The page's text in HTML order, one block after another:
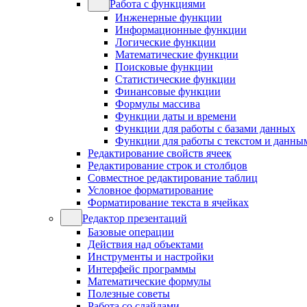
Работа с функциями
Инженерные функции
Информационные функции
Логические функции
Математические функции
Поисковые функции
Статистические функции
Финансовые функции
Формулы массива
Функции даты и времени
Функции для работы с базами данных
Функции для работы с текстом и
Редактирование свойств ячеек
Редактирование строк и столбцов
Совместное редактирование таблиц
Условное форматирование
Форматирование текста в ячейках
Редактор презентаций
Базовые операции
Действия над объектами
Инструменты и настройки
Интерфейс программы
Математические формулы
Полезные советы